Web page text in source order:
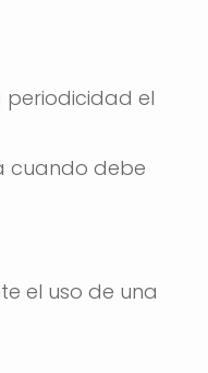
periodicidad el
cuando debe
el uso de una